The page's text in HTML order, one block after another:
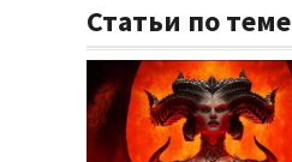
Статьи по теме